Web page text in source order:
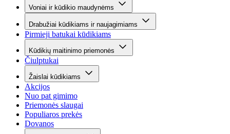
Voniai ir kūdikio maudynėms
Drabužiai kūdikiams ir naujagimiams
Pirmieji batukai kūdikiams
Kūdikių maitinimo priemonės
Čiulptukai
Žaislai kūdikiams
Akcijos
Nuo pat gimimo
Priemonės slaugai
Populiaros prekės
Dovanos